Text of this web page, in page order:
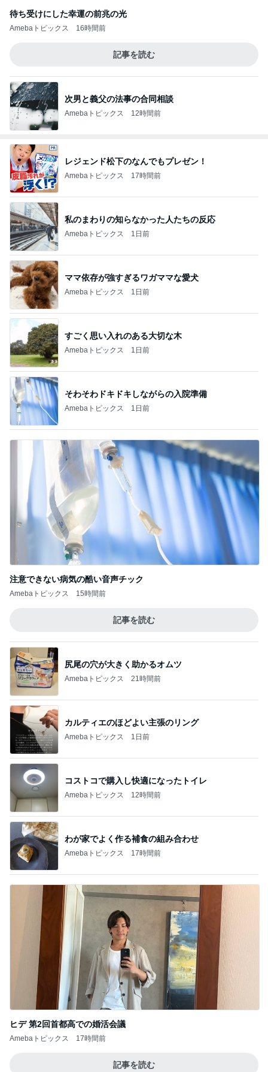
待ち受けにした幸運の前兆の光
Amebaトピックス 16時間前
記事を読む
次男と義父の法事の合同相談
Amebaトピックス 12時間前
レジェンド松下のなんでもプレゼン！
Amebaトピックス 17時間前
私のまわりの知らなかった人たちの反応
Amebaトピックス 1日前
ママ依存が強すぎるワガママな愛犬
Amebaトピックス 1日前
すごく思い入れのある大切な木
Amebaトピックス 1日前
そわそわドキドキしながらの入院準備
Amebaトピックス 1日前
注意できない病気の酷い音声チック
Amebaトピックス 15時間前
記事を読む
尻尾の穴が大きく助かるオムツ
Amebaトピックス 21時間前
カルティエのほどよい主張のリング
Amebaトピックス 1日前
コストコで購入し快適になったトイレ
Amebaトピックス 12時間前
わが家でよく作る補食の組み合わせ
Amebaトピックス 17時間前
ヒデ 第2回首都高での婚活会議
Amebaトピックス 17時間前
記事を読む